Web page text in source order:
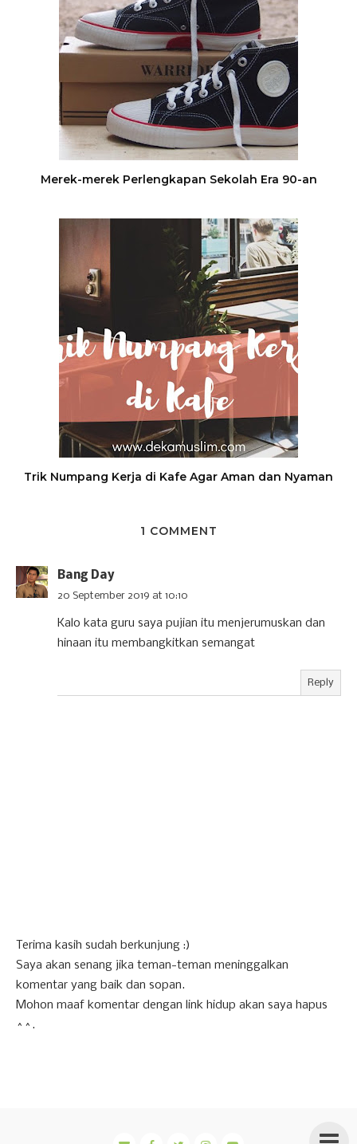
Merek-merek Perlengkapan Sekolah Era 90-an
Trik Numpang Kerja di Kafe Agar Aman dan Nyaman
1 COMMENT
Bang Day
20 September 2019 at 10:10
Kalo kata guru saya pujian itu menjerumuskan dan
hinaan itu membangkitkan semangat
Reply
Terima kasih sudah berkunjung :)
Saya akan senang jika teman-teman meninggalkan
komentar yang baik dan sopan.
Mohon maaf komentar dengan link hidup akan saya hapus
^^.